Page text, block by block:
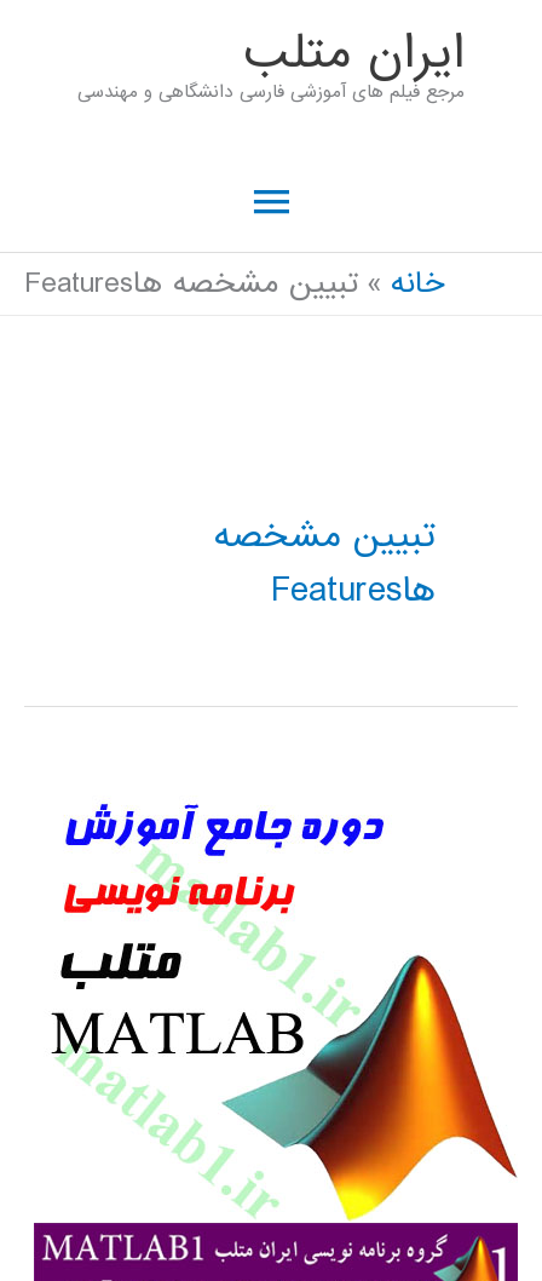
ايران متلب
مرجع فیلم های آموزشی فارسی دانشگاهی و مهندسی
فهرست
اصلی
خانه تبيين مشخصه هاFeatures
تبيين مشخصه
هاFeatures